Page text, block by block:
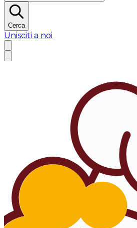
Cerca
Unisciti a noi